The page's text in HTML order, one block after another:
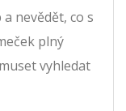
nevědět, co s
plný
vyhledat